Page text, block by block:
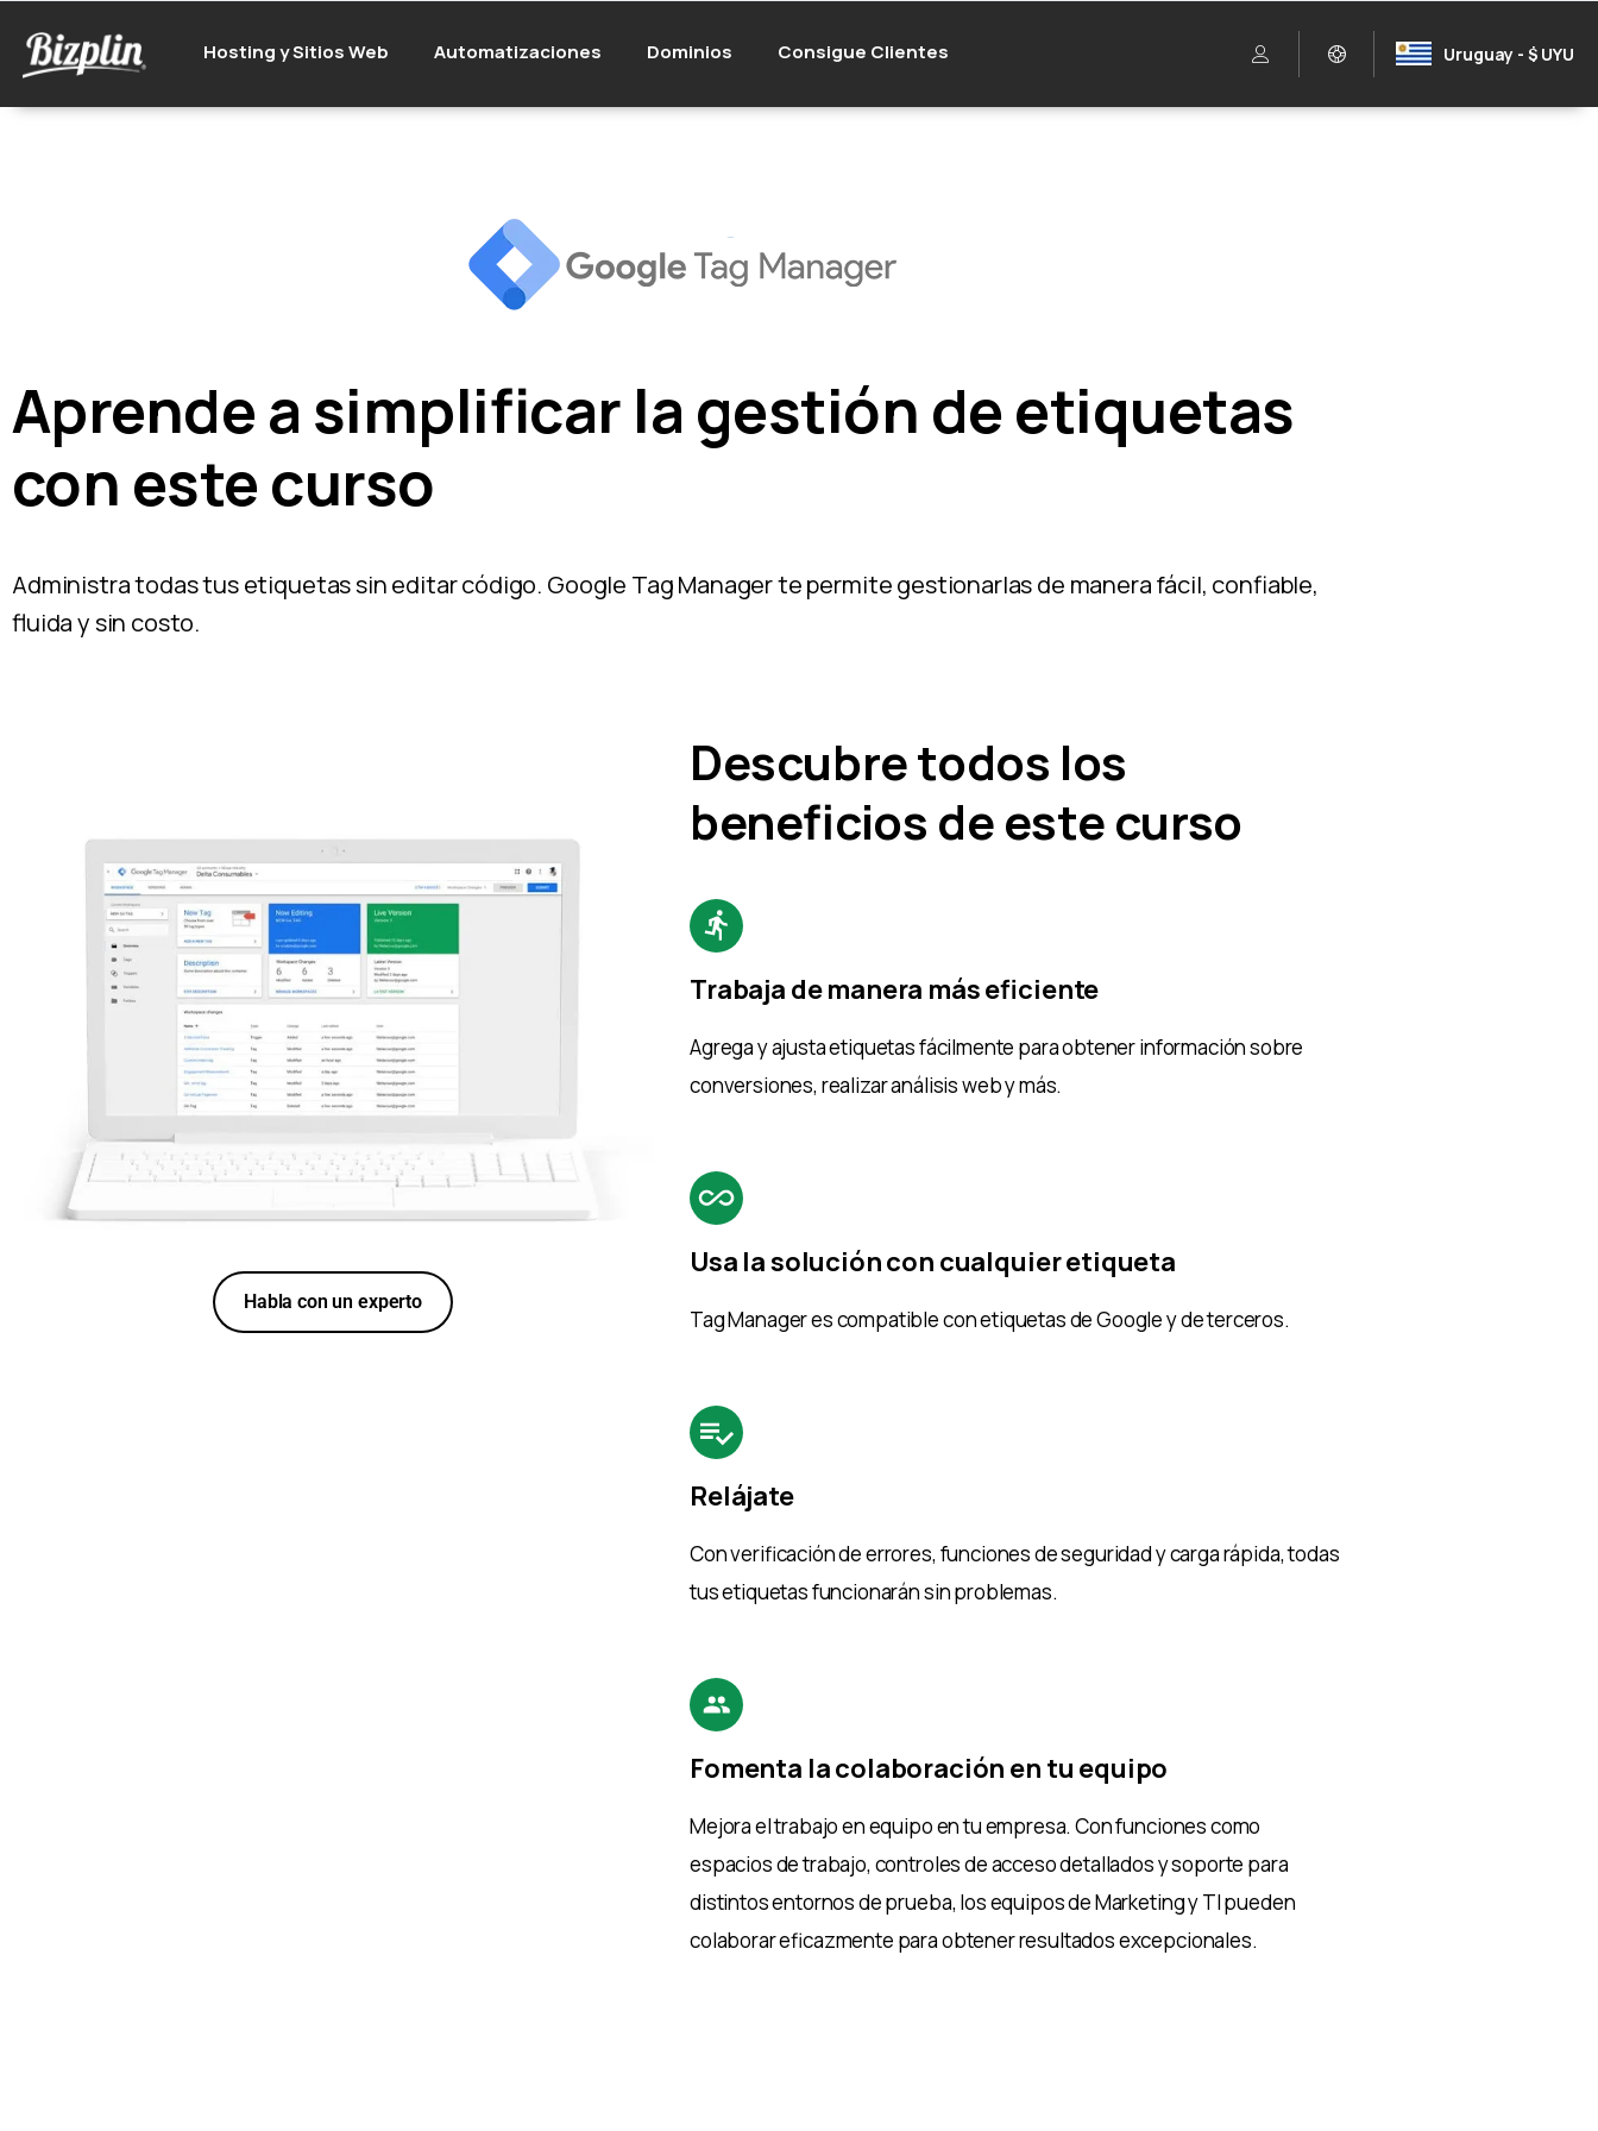
Hosting y Sitios Web Automatizaciones Dominios Consigue Clientes Uruguay - $ UYU
Aprende a simplificar la gestión de etiquetas
con este curso
Administra todas tus etiquetas sin editar código. Google Tag Manager te permite gestionarlas de manera fácil, confiable,
fluida y sin costo.
Habla con un experto
Descubre todos los
beneficios de este curso
Trabaja de manera más eficiente
Agrega y ajusta etiquetas fácilmente para obtener información sobre
conversiones, realizar análisis web y más.
Usa la solución con cualquier etiqueta
Tag Manager es compatible con etiquetas de Google y de terceros.
Relájate
Con verificación de errores, funciones de seguridad y carga rápida, todas
tus etiquetas funcionarán sin problemas.
Fomenta la colaboración en tu equipo
Mejora el trabajo en equipo en tu empresa. Con funciones como
espacios de trabajo, controles de acceso detallados y soporte para
distintos entornos de prueba, los equipos de Marketing y TI pueden
colaborar eficazmente para obtener resultados excepcionales.